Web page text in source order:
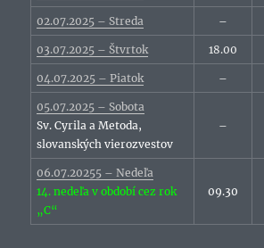
02.07.2025 – Streda –
03.07.2025 – Štvrtok 18.00
04.07.2025 – Piatok –
05.07.2025 – Sobota
Sv. Cyrila a Metoda,
slovanských vierozvestov
–
06.07.20255 – Nedeľa
14. nedeľa v období cez rok
„C“
09.30